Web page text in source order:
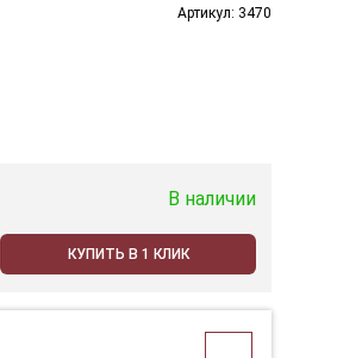
Артикул: 3470
В наличии
КУПИТЬ В 1 КЛИК